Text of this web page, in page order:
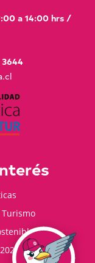
a 14:00 hrs /
3644
2035
2023